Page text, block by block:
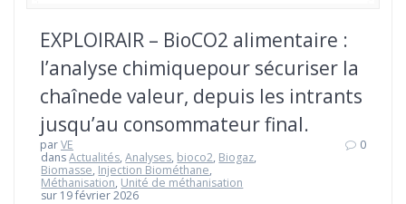
EXPLOIRAIR – BioCO2 alimentaire :
l’analyse chimiquepour sécuriser la
chaînede valeur, depuis les intrants
jusqu’au consommateur final.
parVE
dansActualités,Analyses, bioco2, Biogaz,
Biomasse, Injection Biométhane,
Méthanisation, Unité de méthanisation
sur 19 février 2026
0